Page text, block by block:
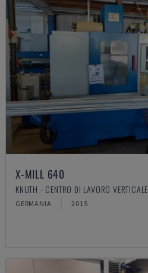
X-MILL 640
KNUTH - CENTRO DI LAVORO VERTICALE
GERMANIA 2015